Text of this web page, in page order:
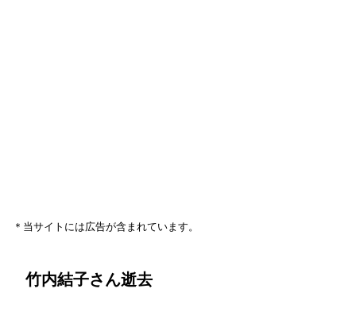
＊当サイトには広告が含まれています。
竹内結子さん逝去